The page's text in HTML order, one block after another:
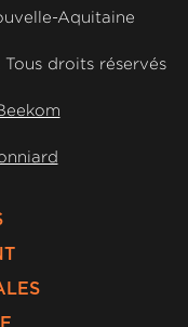
Aquitaine
droits réservés